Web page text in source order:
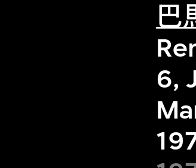
巴
6,